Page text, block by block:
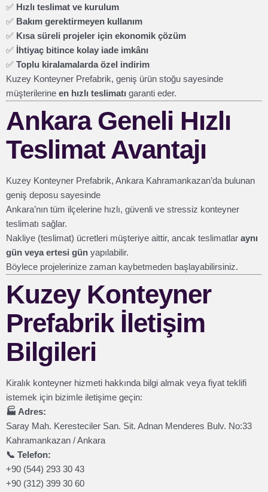
✅ Hızlı teslimat ve kurulum
✅ Bakım gerektirmeyen kullanım
✅ Kısa süreli projeler için ekonomik çözüm
✅ İhtiyaç bitince kolay iade imkânı
✅ Toplu kiralamalarda özel indirim
Kuzey Konteyner Prefabrik, geniş ürün stoğu sayesinde
müşterilerine en hızlı teslimatı garanti eder.
Ankara Geneli Hızlı
Teslimat Avantajı
Kuzey Konteyner Prefabrik, Ankara Kahramankazan’da bulunan
geniş deposu sayesinde
Ankara’nın tüm ilçelerine hızlı, güvenli ve stressiz konteyner
teslimatı sağlar.
Nakliye (teslimat) ücretleri müşteriye aittir, ancak teslimatlar aynı
gün veya ertesi gün yapılabilir.
Böylece projelerinize zaman kaybetmeden başlayabilirsiniz.
Kuzey Konteyner
Prefabrik İletişim
Bilgileri
Kiralık konteyner hizmeti hakkında bilgi almak veya fiyat teklifi
istemek için bizimle iletişime geçin:
🏭 Adres:
Saray Mah. Keresteciler San. Sit. Adnan Menderes Bulv. No:33
Kahramankazan / Ankara
📞 Telefon:
+90 (544) 293 30 43
+90 (312) 399 30 60